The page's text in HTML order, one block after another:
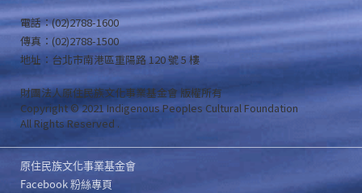
電話：(02)2788-1600
傳真：(02)2788-1500
地址：台北市南港區重陽路 120 號 5 樓
財團法人原住民族文化事業基金會 版權所有
Copyright © 2021 Indigenous Peoples Cultural Foundation
All Rights Reserved .
原住民族文化事業基金會
Facebook 粉絲專頁